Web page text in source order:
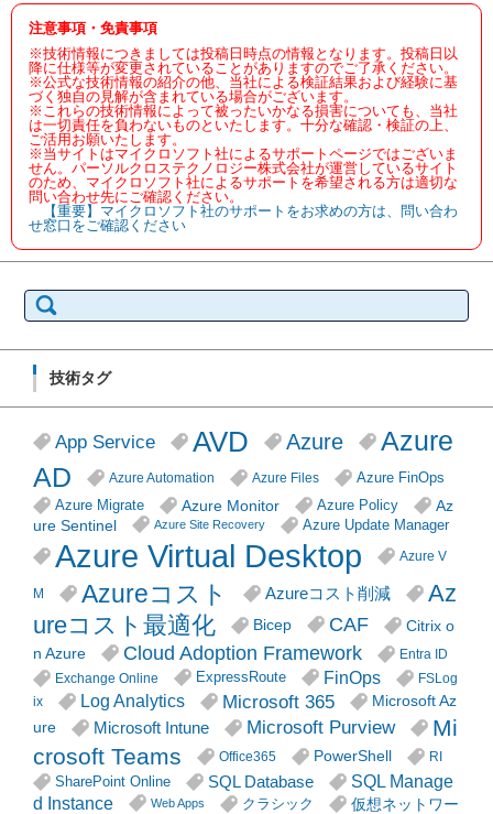
注意事項・免責事項
※技術情報につきましては投稿日時点の情報となります。投稿日以
降に仕様等が変更されていることがありますのでご了承ください。
※公式な技術情報の紹介の他、当社による検証結果および経験に基
づく独自の見解が含まれている場合がございます。
※これらの技術情報によって被ったいかなる損害についても、当社
は一切責任を負わないものといたします。十分な確認・検証の上、
ご活用お願いたします。
※当サイトはマイクロソフト社によるサポートページではございま
せん。パーソルクロステクノロジー株式会社が運営しているサイト
のため、マイクロソフト社によるサポートを希望される方は適切な
問い合わせ先にご確認ください。
【重要】マイクロソフト社のサポートをお求めの方は、問い合わ
せ窓口をご確認ください
索:
技術タグ
App Service AVD Azure
Azure
AD
Azure Automation Azure Files
Azure FinOps
Azure Migrate
Azure Monitor Azure Policy
Az
ure Sentinel
Azure Site Recovery Azure Update Manager
Azure Virtual Desktop Azure V
M Azureコスト Azureコスト削減
Az
ureコスト最適化
Bicep CAF
Citrix o
n Azure
Cloud Adoption Framework
Entra ID
Exchange Online
ExpressRoute FinOps
FSLog
ix
Log Analytics Microsoft 365
Microsoft Az
ure
Microsoft Intune Microsoft Purview
Mi
crosoft Teams
Office365 PowerShell RI
SharePoint Online SQL Database
SQL Manage
d Instance
Web Apps クラシック
仮想ネットワー